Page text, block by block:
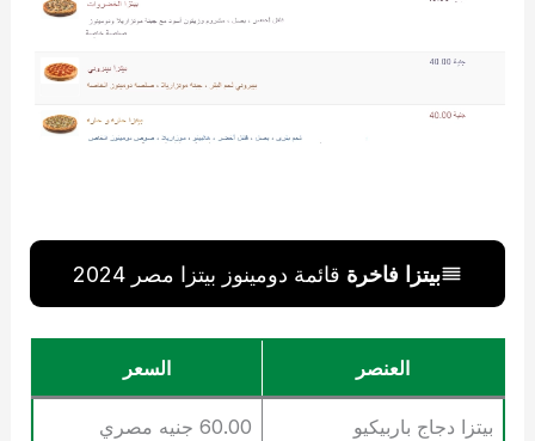
بيتزا فاخرة قائمة دومينوز بيتزا مصر 2024
العنصر السعر
بيتزا دجاج باربيكيو 60.00 جنيه مصري